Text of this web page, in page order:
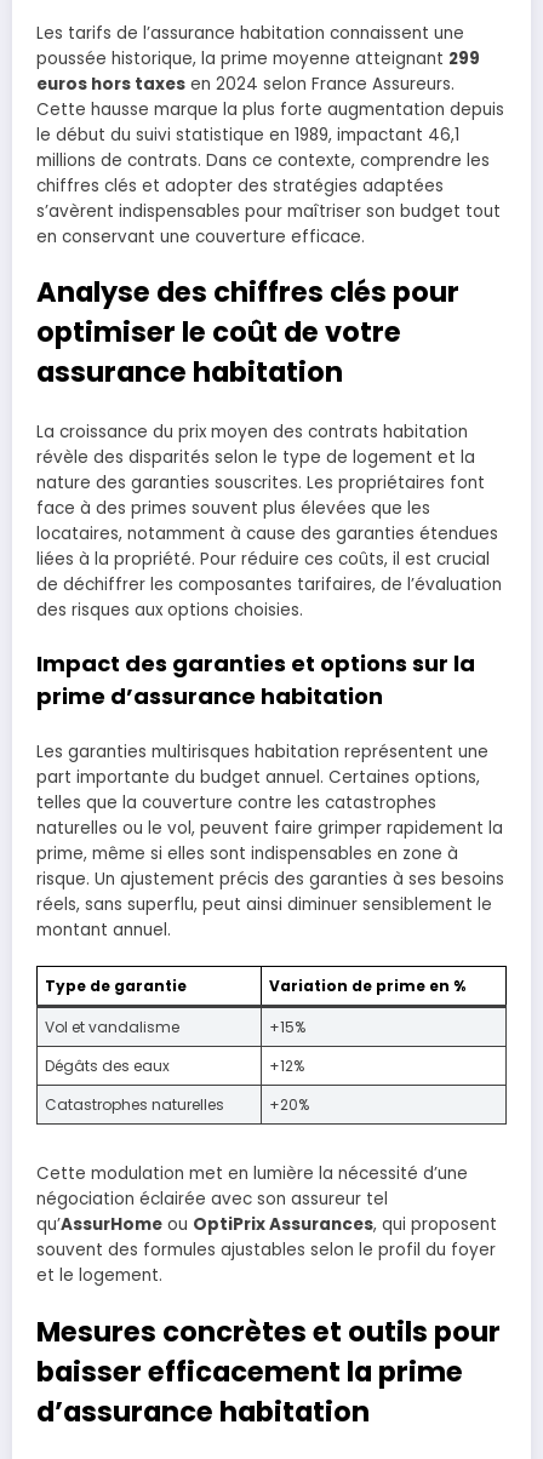
Les tarifs de l’assurance habitation connaissent une
poussée historique, la prime moyenne atteignant 299
euros hors taxes en 2024 selon France Assureurs.
Cette hausse marque la plus forte augmentation depuis
le début du suivi statistique en 1989, impactant 46,1
millions de contrats. Dans ce contexte, comprendre les
chiffres clés et adopter des stratégies adaptées
s’avèrent indispensables pour maîtriser son budget tout
en conservant une couverture efficace.
Analyse des chiffres clés pour
optimiser le coût de votre
assurance habitation
La croissance du prix moyen des contrats habitation
révèle des disparités selon le type de logement et la
nature des garanties souscrites. Les propriétaires font
face à des primes souvent plus élevées que les
locataires, notamment à cause des garanties étendues
liées à la propriété. Pour réduire ces coûts, il est crucial
de déchiffrer les composantes tarifaires, de l’évaluation
des risques aux options choisies.
Impact des garanties et options sur la
prime d’assurance habitation
Les garanties multirisques habitation représentent une
part importante du budget annuel. Certaines options,
telles que la couverture contre les catastrophes
naturelles ou le vol, peuvent faire grimper rapidement la
prime, même si elles sont indispensables en zone à
risque. Un ajustement précis des garanties à ses besoins
réels, sans superflu, peut ainsi diminuer sensiblement le
montant annuel.
Type de garantie
Variation de prime en %
Vol et vandalisme
+15%
Dégâts des eaux
+12%
Catastrophes naturelles
+20%
Cette modulation met en lumière la nécessité d’une
négociation éclairée avec son assureur tel
qu’AssurHome ou OptiPrix Assurances, qui proposent
souvent des formules ajustables selon le profil du foyer
et le logement.
Mesures concrètes et outils pour
baisser efficacement la prime
d’assurance habitation